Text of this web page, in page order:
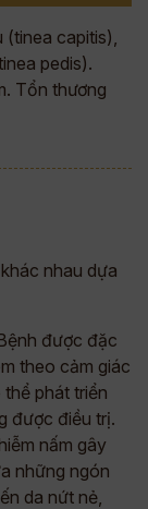
(tinea capitis),
pedis).
Tổn thương
nhau dựa
được đặc
theo cảm giác
phát triển
được điều trị.
nấm gây
những ngón
da nứt nẻ,